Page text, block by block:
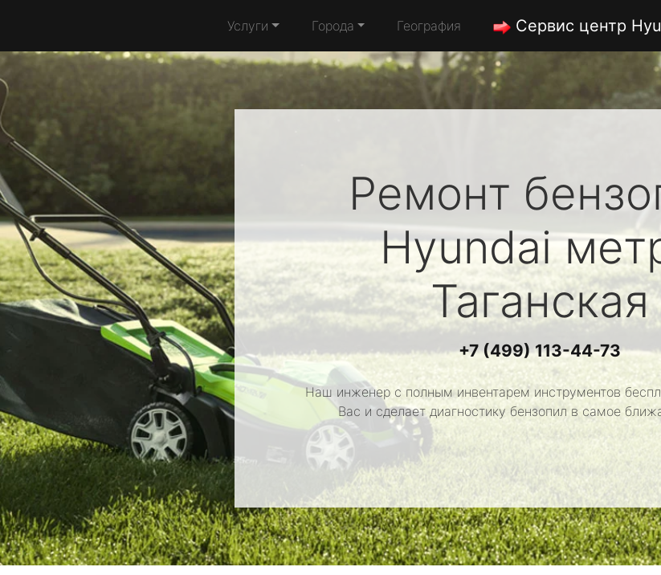
Услуги Города География Сервис центр
Ремонт
Hyundai
Таганская
+7 (499) 113-44-73
Наш инженер с полным инвентарем инструментов
Вас и сделает диагностику бензопил в самое